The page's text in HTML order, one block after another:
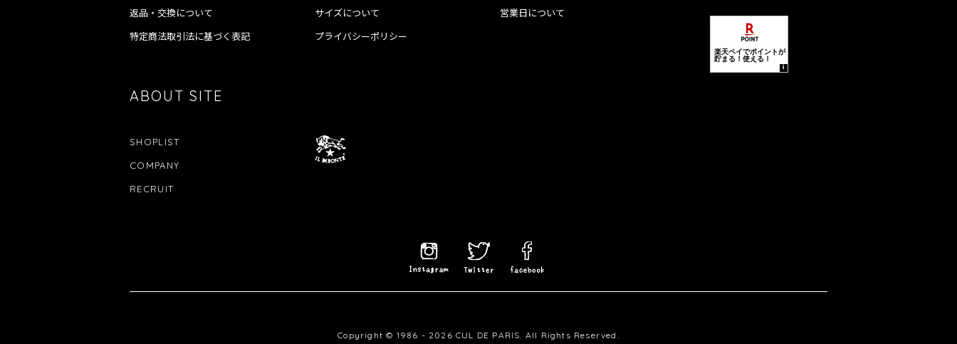
返品・交換について サイズについて 営業日について
特定商法取引法に基づく表記 プライバシーポリシー
ABOUT SITE
SHOPLIST
COMPANY
RECRUIT
Copyright © 1986 - 2026 CUL DE PARIS. All Rights Reserved.